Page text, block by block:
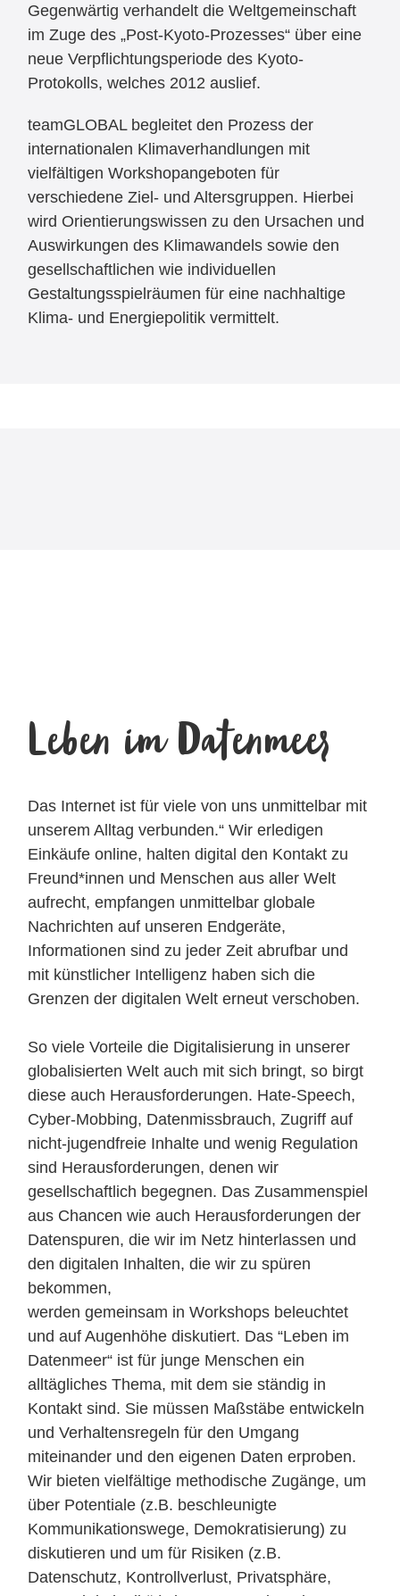
Gegenwärtig verhandelt die Weltgemeinschaft
im Zuge des „Post-Kyoto-Prozesses“ über eine
neue Verpflichtungsperiode des Kyoto-
Protokolls, welches 2012 auslief.
teamGLOBAL begleitet den Prozess der
internationalen Klimaverhandlungen mit
vielfältigen Workshopangeboten für
verschiedene Ziel- und Altersgruppen. Hierbei
wird Orientierungswissen zu den Ursachen und
Auswirkungen des Klimawandels sowie den
gesellschaftlichen wie individuellen
Gestaltungsspielräumen für eine nachhaltige
Klima- und Energiepolitik vermittelt.
Leben im Datenmeer
Das Internet ist für viele von uns unmittelbar mit
unserem Alltag verbunden.“ Wir erledigen
Einkäufe online, halten digital den Kontakt zu
Freund*innen und Menschen aus aller Welt
aufrecht, empfangen unmittelbar globale
Nachrichten auf unseren Endgeräte,
Informationen sind zu jeder Zeit abrufbar und
mit künstlicher Intelligenz haben sich die
Grenzen der digitalen Welt erneut verschoben.
So viele Vorteile die Digitalisierung in unserer
globalisierten Welt auch mit sich bringt, so birgt
diese auch Herausforderungen. Hate-Speech,
Cyber-Mobbing, Datenmissbrauch, Zugriff auf
nicht-jugendfreie Inhalte und wenig Regulation
sind Herausforderungen, denen wir
gesellschaftlich begegnen. Das Zusammenspiel
aus Chancen wie auch Herausforderungen der
Datenspuren, die wir im Netz hinterlassen und
den digitalen Inhalten, die wir zu spüren
bekommen,
werden gemeinsam in Workshops beleuchtet
und auf Augenhöhe diskutiert. Das “Leben im
Datenmeer“ ist für junge Menschen ein
alltägliches Thema, mit dem sie ständig in
Kontakt sind. Sie müssen Maßstäbe entwickeln
und Verhaltensregeln für den Umgang
miteinander und den eigenen Daten erproben.
Wir bieten vielfältige methodische Zugänge, um
über Potentiale (z.B. beschleunigte
Kommunikationswege, Demokratisierung) zu
diskutieren und um für Risiken (z.B.
Datenschutz, Kontrollverlust, Privatsphäre,